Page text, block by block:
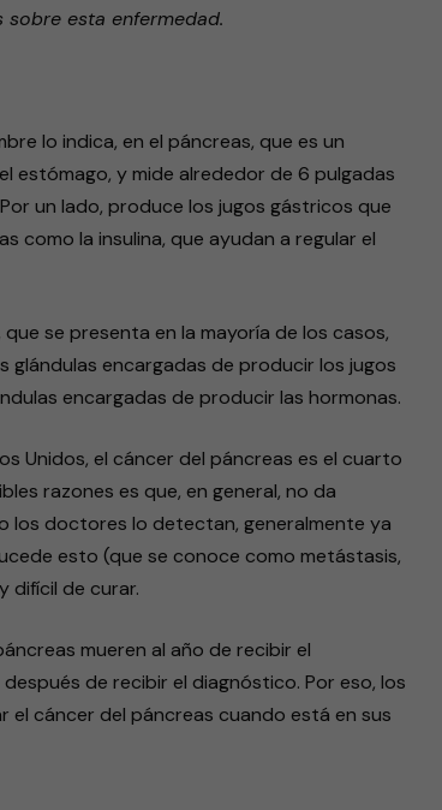
esta enfermedad.
lo indica, en el páncreas, que es un
estómago, y mide alrededor de 6 pulgadas
un lado, produce los jugos gástricos que
como la insulina, que ayudan a regular el
se presenta en la mayoría de los casos,
glándulas encargadas de producir los jugos
encargadas de producir las hormonas.
Unidos, el cáncer del páncreas es el cuarto
razones es que, en general, no da
los doctores lo detectan, generalmente ya
esto (que se conoce como metástasis,
difícil de curar.
mueren al año de recibir el
de recibir el diagnóstico. Por eso, los
cáncer del páncreas cuando está en sus